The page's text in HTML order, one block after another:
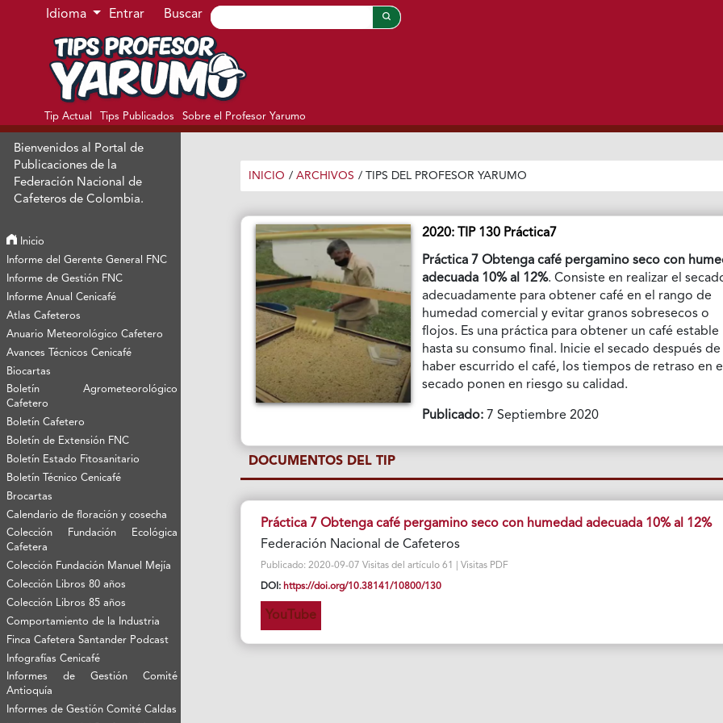
Ir al menú de navegación principal
Ir al contenido principal
Ir al pie de página del sitio
Idioma Entrar Buscar
Tip Actual Tips Publicados Sobre el Profesor Yarumo
Bienvenidos al Portal de
Publicaciones de la
Federación Nacional de
Cafeteros de Colombia.
Inicio
Informe del Gerente General FNC
Informe de Gestión FNC
Informe Anual Cenicafé
Atlas Cafeteros
Anuario Meteorológico Cafetero
Avances Técnicos Cenicafé
Biocartas
Boletín Agrometeorológico
Cafetero
Boletín Cafetero
Boletín de Extensión FNC
Boletín Estado Fitosanitario
Boletín Técnico Cenicafé
Brocartas
Calendario de floración y cosecha
Colección Fundación Ecológica
Cafetera
Colección Fundación Manuel Mejía
Colección Libros 80 años
Colección Libros 85 años
Comportamiento de la Industria
Finca Cafetera Santander Podcast
Infografías Cenicafé
Informes de Gestión Comité
Antioquía
Informes de Gestión Comité Caldas
INICIO / ARCHIVOS / TIPS DEL PROFESOR YARUMO
2020: TIP 130 Práctica7
Práctica 7 Obtenga café pergamino seco con
adecuada 10% al 12%. Consiste en realizar el
adecuadamente para obtener café en el rango de
humedad comercial y evitar granos sobresecos o
flojos. Es una práctica para obtener un café estable
hasta su consumo final. Inicie el secado después de
haber escurrido el café, los tiempos de retraso en
secado ponen en riesgo su calidad.
Publicado: 7 Septiembre 2020
DOCUMENTOS DEL TIP
Práctica 7 Obtenga café pergamino seco con humedad adecuada 10% al 12%
Federación Nacional de Cafeteros
Publicado: 2020-09-07 Visitas del artículo 61 | Visitas PDF
DOI: https://doi.org/10.38141/10800/130
YouTube